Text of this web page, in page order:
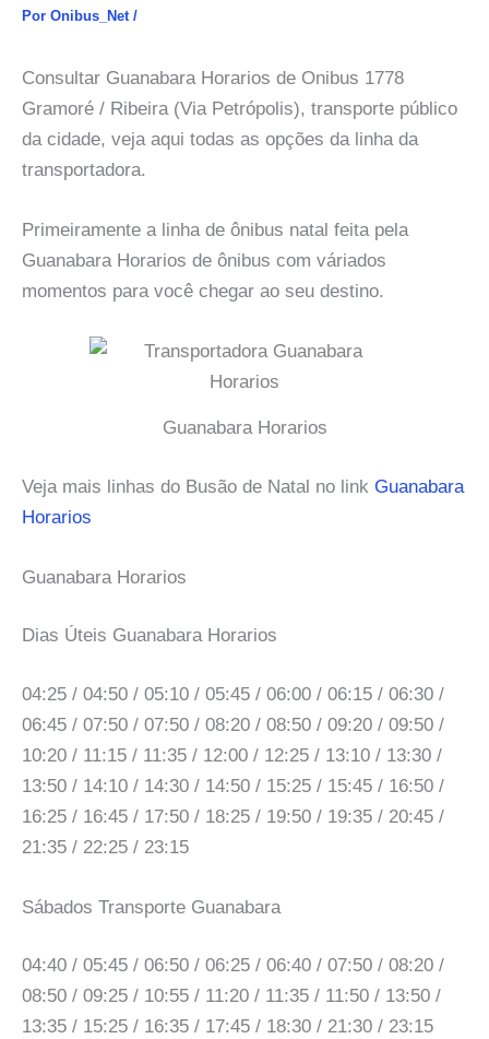
Por Onibus_Net /
Consultar Guanabara Horarios de Onibus 1778
Gramoré / Ribeira (Via Petrópolis), transporte público
da cidade, veja aqui todas as opções da linha da
transportadora.
Primeiramente a linha de ônibus natal feita pela
Guanabara Horarios de ônibus com váriados
momentos para você chegar ao seu destino.
Guanabara Horarios
Veja mais linhas do Busão de Natal no link Guanabara
Horarios
Guanabara Horarios
Dias Úteis Guanabara Horarios
04:25 / 04:50 / 05:10 / 05:45 / 06:00 / 06:15 / 06:30 /
06:45 / 07:50 / 07:50 / 08:20 / 08:50 / 09:20 / 09:50 /
10:20 / 11:15 / 11:35 / 12:00 / 12:25 / 13:10 / 13:30 /
13:50 / 14:10 / 14:30 / 14:50 / 15:25 / 15:45 / 16:50 /
16:25 / 16:45 / 17:50 / 18:25 / 19:50 / 19:35 / 20:45 /
21:35 / 22:25 / 23:15
Sábados Transporte Guanabara
04:40 / 05:45 / 06:50 / 06:25 / 06:40 / 07:50 / 08:20 /
08:50 / 09:25 / 10:55 / 11:20 / 11:35 / 11:50 / 13:50 /
13:35 / 15:25 / 16:35 / 17:45 / 18:30 / 21:30 / 23:15